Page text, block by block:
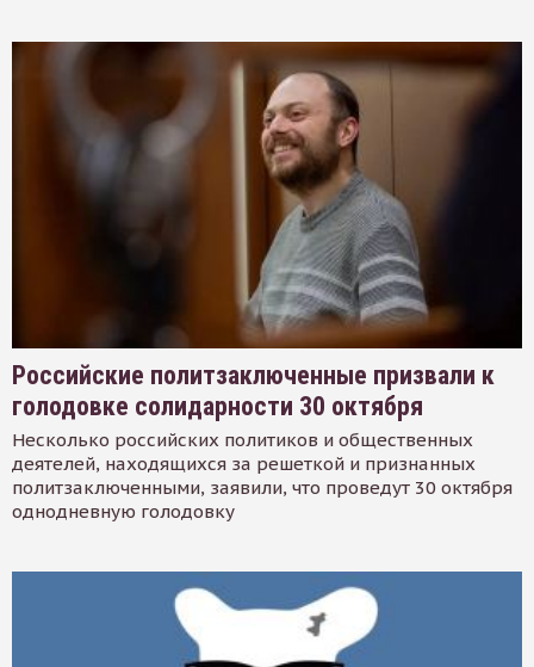
Российские политзаключенные призвали к
голодовке солидарности 30 октября
Несколько российских политиков и общественных
деятелей, находящихся за решеткой и признанных
политзаключенными, заявили, что проведут 30 октября
однодневную голодовку